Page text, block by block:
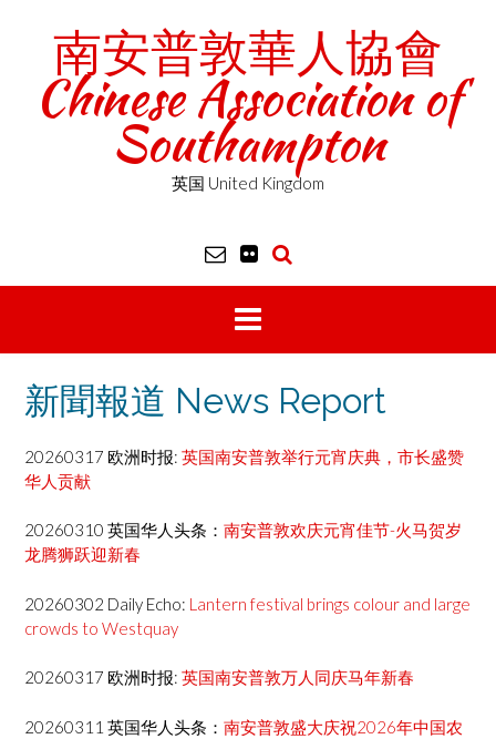
南安普敦華人協會
Chinese Association of
Southampton
英国 United Kingdom
新聞報道 News Report
20260317 欧洲时报: 英国南安普敦举行元宵庆典，市长盛赞
华人贡献
20260310 英国华人头条： 南安普敦欢庆元宵佳节-火马贺岁
龙腾狮跃迎新春
20260302 Daily Echo: Lantern festival brings colour and large
crowds to Westquay
20260317 欧洲时报: 英国南安普敦万人同庆马年新春
20260311 英国华人头条： 南安普敦盛大庆祝2026年中国农